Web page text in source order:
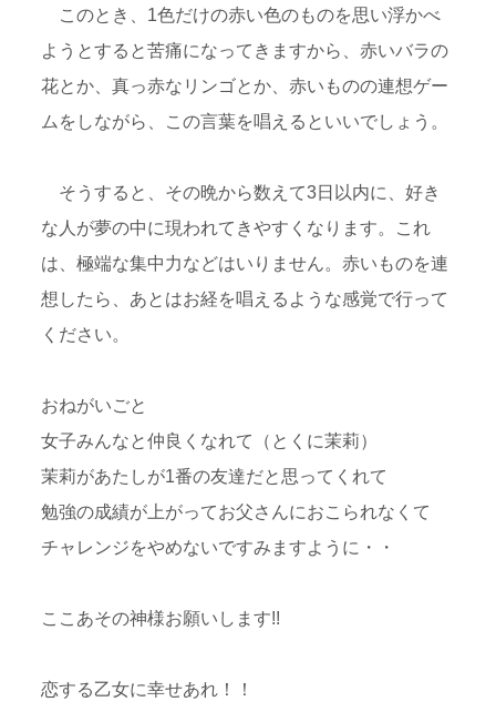
このとき、1色だけの赤い色のものを思い浮かべ
ようとすると苦痛になってきますから、赤いバラの
花とか、真っ赤なリンゴとか、赤いものの連想ゲー
ムをしながら、この言葉を唱えるといいでしょう。
そうすると、その晩から数えて3日以内に、好き
な人が夢の中に現われてきやすくなります。これ
は、極端な集中力などはいりません。赤いものを連
想したら、あとはお経を唱えるような感覚で行って
ください。
おねがいごと
女子みんなと仲良くなれて（とくに茉莉）
茉莉があたしが1番の友達だと思ってくれて
勉強の成績が上がってお父さんにおこられなくて
チャレンジをやめないですみますように・・
ここあその神様お願いします!!
恋する乙女に幸せあれ！！